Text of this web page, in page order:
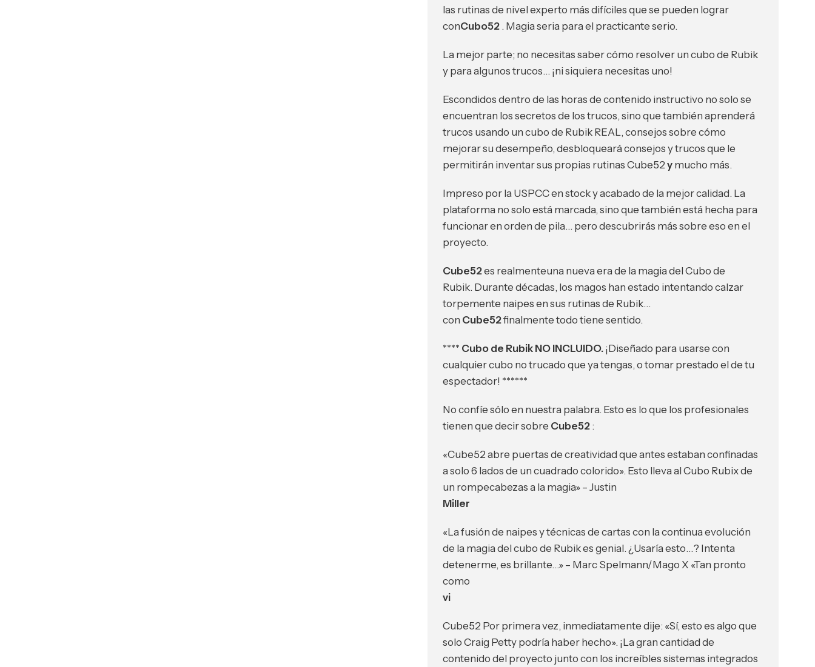
las rutinas de nivel experto más difíciles que se pueden lograr
conCubo52. Magia seria para el practicante serio.
La mejor parte; no necesitas saber cómo resolver un cubo de Rubik
y para algunos trucos… ¡ni siquiera necesitas uno!
Escondidos dentro de las horas de contenido instructivo no solo se
encuentran los secretos de los trucos, sino que también aprenderá
trucos usando un cubo de Rubik REAL, consejos sobre cómo
mejorar su desempeño, desbloqueará consejos y trucos que le
permitirán inventar sus propias rutinas Cube52 ymucho más.
Impreso por la USPCC en stock y acabado de la mejor calidad. La
plataforma no solo está marcada, sino que también está hecha para
funcionar en orden de pila… pero descubrirás más sobre eso en el
proyecto.
Cube52es realmenteuna nueva era de la magia del Cubo de
Rubik. Durante décadas, los magos han estado intentando calzar
torpemente naipes en sus rutinas de Rubik…
con Cube52finalmente todo tiene sentido.
**** Cubo de Rubik NO INCLUIDO. ¡Diseñado para usarse con
cualquier cubo no trucado que ya tengas, o tomar prestado el de tu
espectador! ******
No confíe sólo en nuestra palabra. Esto es lo que los profesionales
tienen que decir sobre Cube52:
«Cube52 abre puertas de creatividad que antes estaban confinadas
a solo 6 lados de un cuadrado colorido». Esto lleva al Cubo Rubix de
un rompecabezas a la magia» – Justin
Miller
«La fusión de naipes y técnicas de cartas con la continua evolución
de la magia del cubo de Rubik es genial. ¿Usaría esto…? Intenta
detenerme, es brillante…» – Marc Spelmann/Mago X «Tan pronto
como
vi
Cube52 Por primera vez, inmediatamente dije: «Sí, esto es algo que
solo Craig Petty podría haber hecho». ¡La gran cantidad de
contenido del proyecto junto con los increíbles sistemas integrados